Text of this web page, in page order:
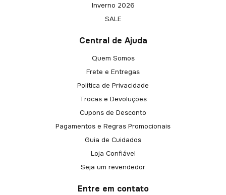
Inverno 2026
SALE
Central de Ajuda
Quem Somos
Frete e Entregas
Política de Privacidade
Trocas e Devoluções
Cupons de Desconto
Pagamentos e Regras Promocionais
Guia de Cuidados
Loja Confiável
Seja um revendedor
Entre em contato